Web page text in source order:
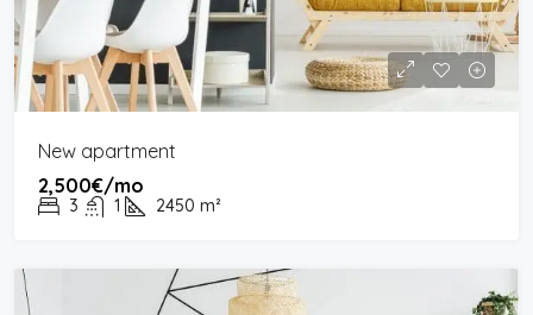
New apartment
2,500€/mo
3 1 2450 m²